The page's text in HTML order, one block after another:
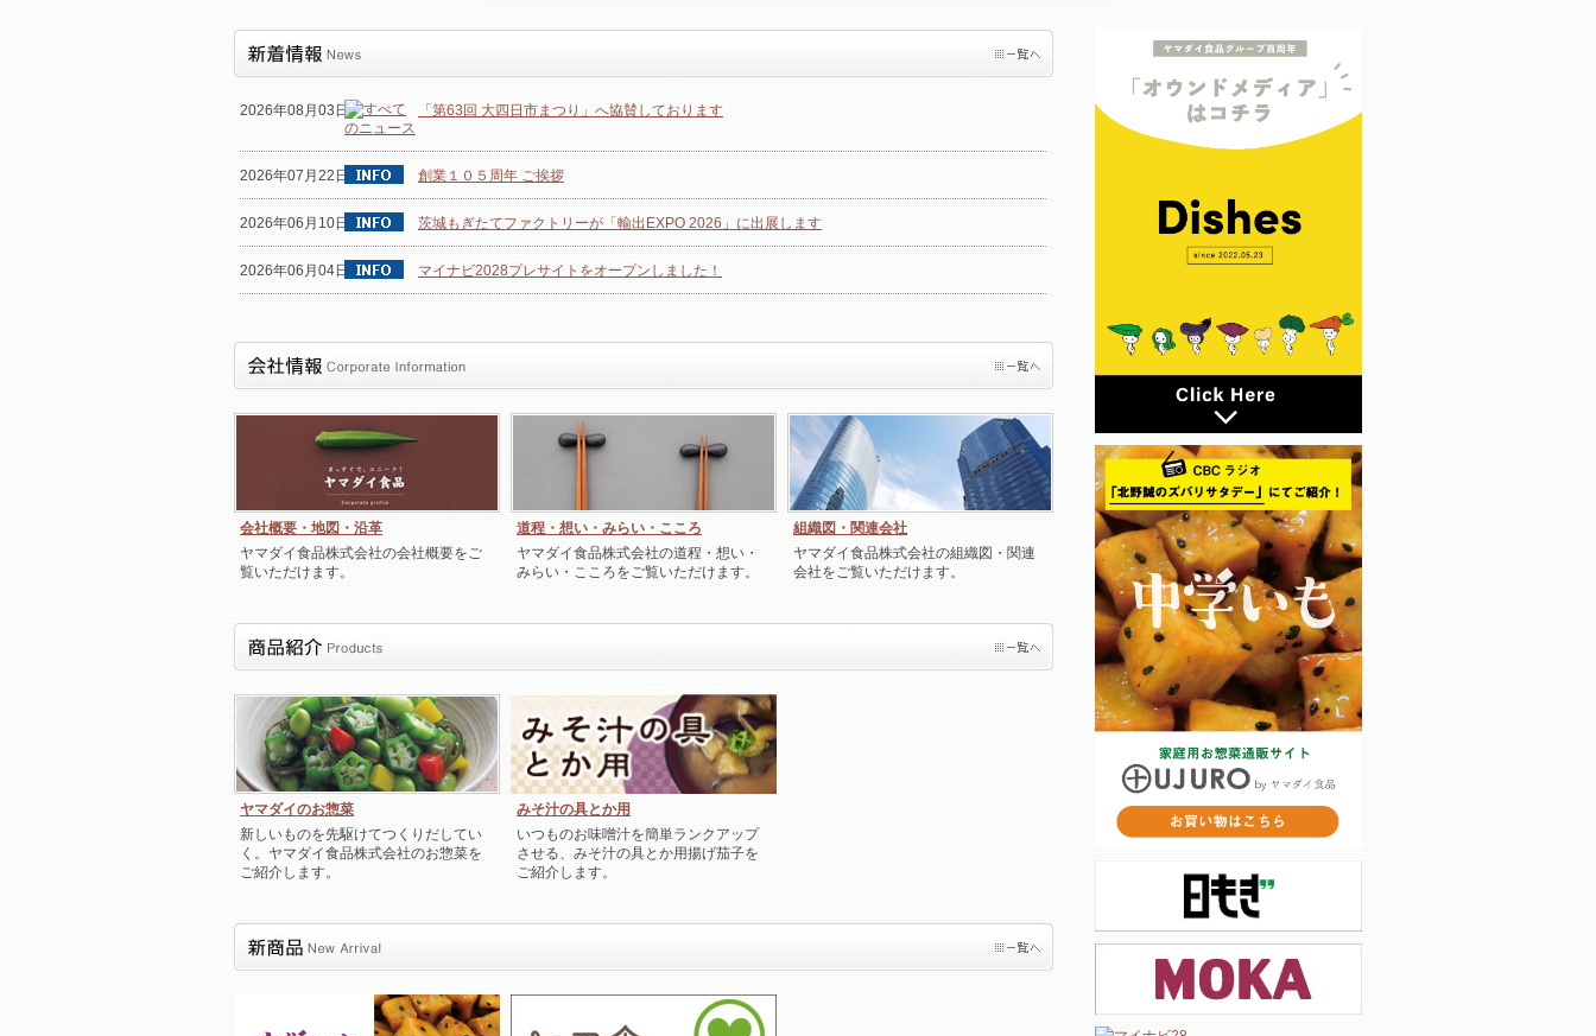
2026年08月03日 「第63回 大四日市まつり」へ協賛しております
2026年07月22日 創業１０５周年 ご挨拶
2026年06月10日 茨城もぎたてファクトリーが「輸出EXPO 2026」に出展します
2026年06月04日 マイナビ2028プレサイトをオープンしました！
会社概要・地図・沿革
ヤマダイ食品株式会社の会社概要をご
覧いただけます。
道程・想い・みらい・こころ
ヤマダイ食品株式会社の道程・想い・
みらい・こころをご覧いただけます。
組織図・関連会社
ヤマダイ食品株式会社の組織図・関連
会社をご覧いただけます。
ヤマダイのお惣菜
新しいものを先駆けてつくりだしてい
く。ヤマダイ食品株式会社のお惣菜を
ご紹介します。
みそ汁の具とか用
いつものお味噌汁を簡単ランクアップ
させる、みそ汁の具とか用揚げ茄子を
ご紹介します。